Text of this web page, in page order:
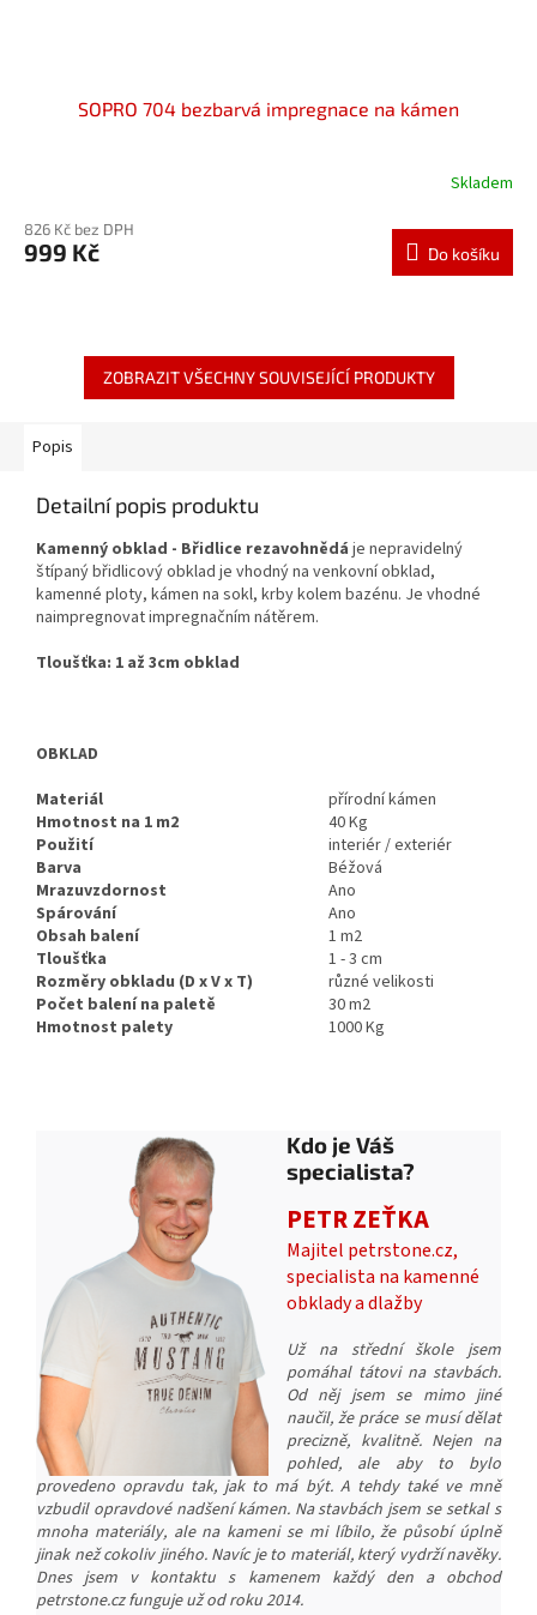
SOPRO 704 bezbarvá impregnace na kámen
Skladem
826 Kč bez DPH
999 Kč Do košíku
ZOBRAZIT VŠECHNY SOUVISEJÍCÍ PRODUKTY
Popis
Detailní popis produktu
Kamenný obklad - Břidlice rezavohnědá je nepravidelný
štípaný břidlicový obklad je vhodný na venkovní obklad,
kamenné ploty, kámen na sokl, krby kolem bazénu. Je vhodné
naimpregnovat impregnačním nátěrem.
Tloušťka: 1 až 3cm obklad
OBKLAD
Materiál
přírodní kámen
Hmotnost na 1 m2
40 Kg
Použití
interiér / exteriér
Barva
Béžová
Mrazuvzdornost
Ano
Spárování
Ano
Obsah balení
1 m2
Tloušťka
1 - 3 cm
Rozměry obkladu (D x V x T)
různé velikosti
Počet balení na paletě
30 m2
Hmotnost palety
1000 Kg
Kdo je Váš
specialista?
PETR ZEŤKA
Majitel petrstone.cz,
specialista na kamenné
obklady a dlažby
Už na střední škole jsem
pomáhal tátovi na stavbách.
Od něj jsem se mimo jiné
naučil, že práce se musí dělat
precizně, kvalitně. Nejen na
pohled, ale aby to bylo
provedeno opravdu tak, jak to má být. A tehdy také ve mně
vzbudil opravdové nadšení kámen. Na stavbách jsem se setkal s
mnoha materiály, ale na kameni se mi líbilo, že působí úplně
jinak než cokoliv jiného. Navíc je to materiál, který vydrží navěky.
Dnes jsem v kontaktu s kamenem každý den a obchod
petrstone.cz funguje už od roku 2014.